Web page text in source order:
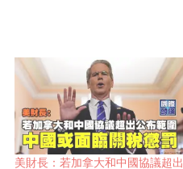
美財長：若加拿大和中國協議超出